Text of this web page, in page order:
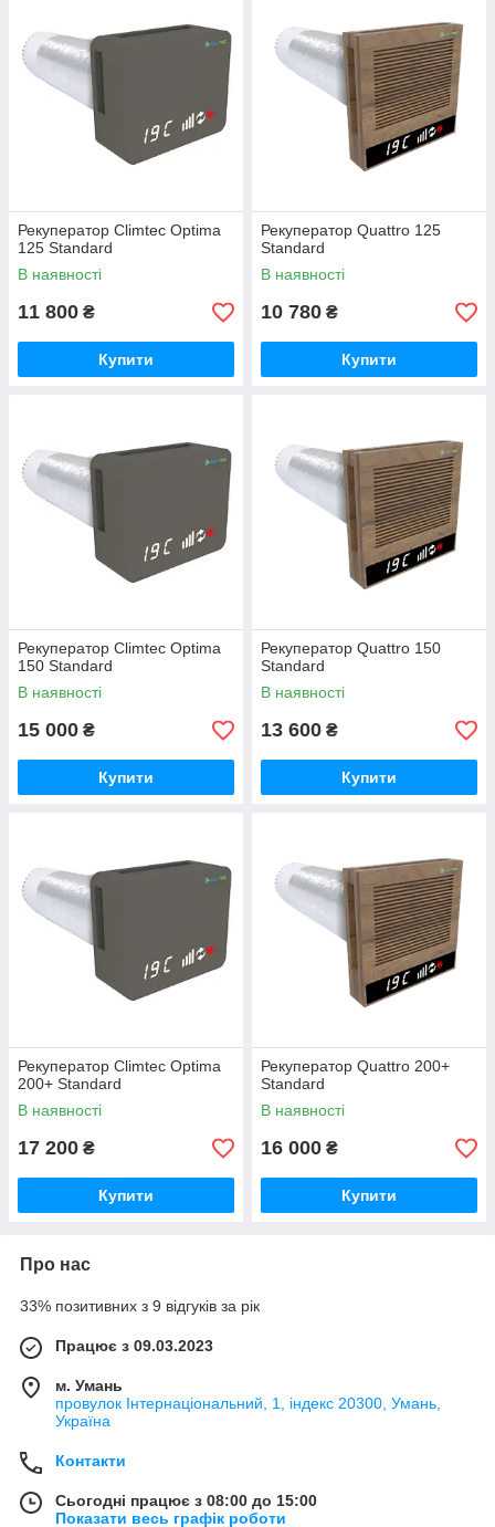
Рекуператор Climtec Optima
125 Standard
В наявності
11 800 ₴
Купити
Рекуператор Quattro 125
Standard
В наявності
10 780 ₴
Купити
Рекуператор Climtec Optima
150 Standard
В наявності
15 000 ₴
Купити
Рекуператор Quattro 150
Standard
В наявності
13 600 ₴
Купити
Рекуператор Climtec Optima
200+ Standard
В наявності
17 200 ₴
Купити
Рекуператор Quattro 200+
Standard
В наявності
16 000 ₴
Купити
Про нас
33% позитивних з 9 відгуків за рік
Працює з 09.03.2023
м. Умань
провулок Інтернаціональний, 1, індекс 20300, Умань,
Україна
Контакти
Сьогодні працює з 08:00 до 15:00
Показати весь графік роботи